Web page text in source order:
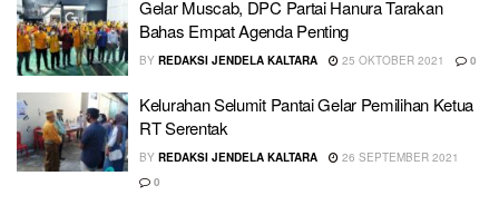
Gelar Muscab, DPC Partai Hanura Tarakan
Bahas Empat Agenda Penting
BY REDAKSI JENDELA KALTARA 25 OKTOBER 2021 0
Kelurahan Selumit Pantai Gelar Pemilihan Ketua
RT Serentak
BY REDAKSI JENDELA KALTARA
26 SEPTEMBER 2021
0